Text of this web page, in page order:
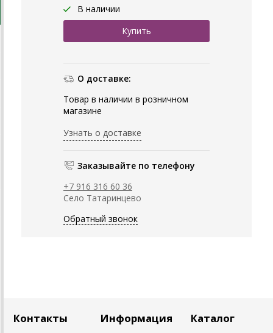
В наличии
О доставке:
Товар в наличии в розничном
магазине
Узнать о доставке
Заказывайте по телефону
+7 916 316 60 36
Село Татаринцево
Обратный звонок
Контакты Информация Каталог